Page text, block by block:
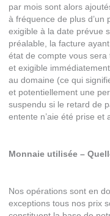
par mois sont alors
à fréquence de plus d’un
exigible à la date prévue
préalable, la facture
état de compte vous
et exigible
au domaine (ce qui
et potentiellement une
suspendu si le retard de
entente n’aie été prise et
Monnaie utilisée –
Nos opérations sont en
exceptions tous nos prix